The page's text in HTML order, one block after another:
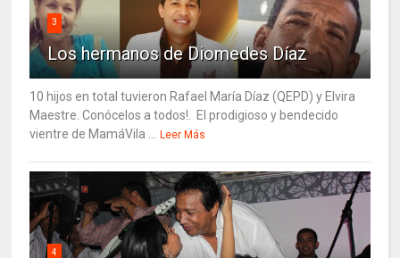
3
Los hermanos de Diomedes Díaz
10 hijos en total tuvieron Rafael María Díaz (QEPD) y Elvira
Maestre. Conócelos a todos!. El prodigioso y bendecido
vientre de MamáVila ...
Leer Más
4